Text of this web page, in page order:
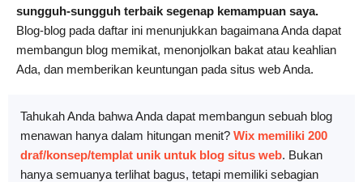
sungguh-sungguh terbaik segenap kemampuan saya.
Blog-blog pada daftar ini menunjukkan bagaimana Anda dapat
membangun blog memikat, menonjolkan bakat atau keahlian
Ada, dan memberikan keuntungan pada situs web Anda.
Tahukah Anda bahwa Anda dapat membangun sebuah blog
menawan hanya dalam hitungan menit? Wix memiliki 200
draf/konsep/templat unik untuk blog situs web. Bukan
hanya semuanya terlihat bagus, tetapi memiliki sebagian